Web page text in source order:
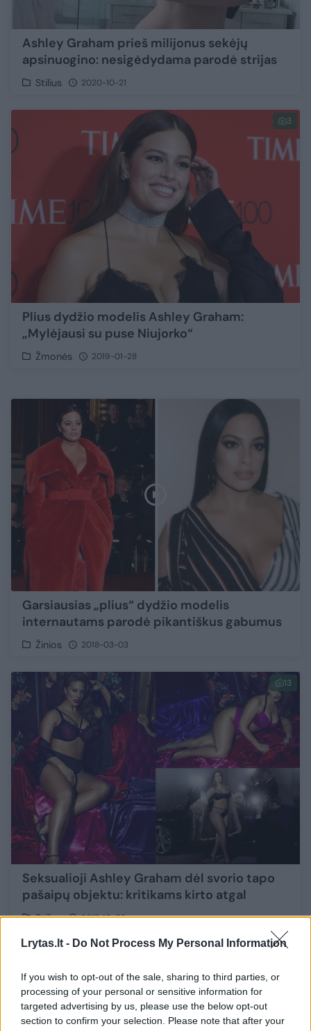
Lrytas.lt - Do Not Process My Personal Information
If you wish to opt-out of the sale, sharing to third parties, or
processing of your personal or sensitive information for
targeted advertising by us, please use the below opt-out
section to confirm your selection. Please note that after your
Ashley Graham prieš milijonus sekėjų
apsinuogino: nesigėdydama parodė strijas
Stilius 2020-10-21
3
Plius dydžio modelis Ashley Graham:
„Mylėjausi su puse Niujorko“
Žmonės 2019-01-28
Garsiausias „plius“ dydžio modelis
internautams parodė pikantiškus gabumus
Žinios 2018-03-03
13
Seksualioji Ashley Graham dėl svorio tapo
pašaipų objektu: kritikams kirto atgal
Stilius 2017-10-09